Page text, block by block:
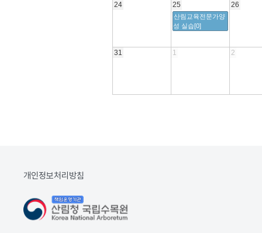
24 25 26
31 1 2
산림교육전문가양
성 실습[0]
개인정보처리방침